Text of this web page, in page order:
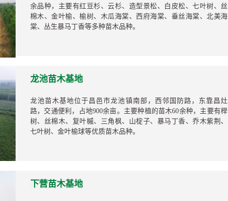
余品种，主要有红豆杉、云杉、造型景松、白皮松、七叶树、丝
棉木、金叶榆、榆树、木瓜海棠、西府海棠、垂丝海棠、北美海
棠、丛生暴马丁香等多种苗木品种。
龙池苗木基地
龙池苗木基地位于昌邑市龙池镇南部，西邻国防路，东靠昌灶
路，交通便利，占地900余亩。主要种植的苗木60余种，主要有榉
树、丝棉木、复叶槭、三角枫、山椗子、暴马丁香、乔木紫荆、
七叶树、金叶榆球等优质苗木品种。
下营苗木基地